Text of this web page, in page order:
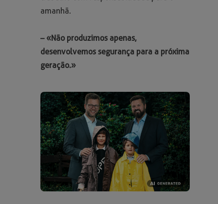
amanhã.
– «Não produzimos apenas,
desenvolvemos segurança para a próxima
geração.»